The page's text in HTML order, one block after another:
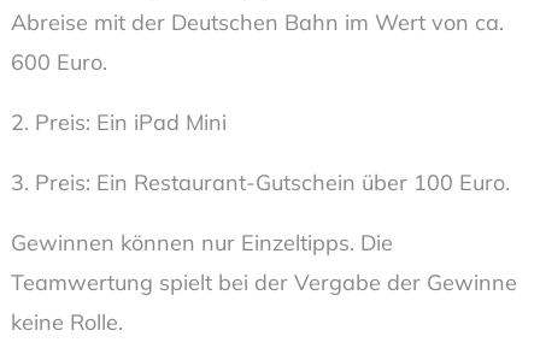
Abreise mit der Deutschen Bahn im Wert von ca.
600 Euro.
2. Preis: Ein iPad Mini
3. Preis: Ein Restaurant-Gutschein über 100 Euro.
Gewinnen können nur Einzeltipps. Die
Teamwertung spielt bei der Vergabe der Gewinne
keine Rolle.